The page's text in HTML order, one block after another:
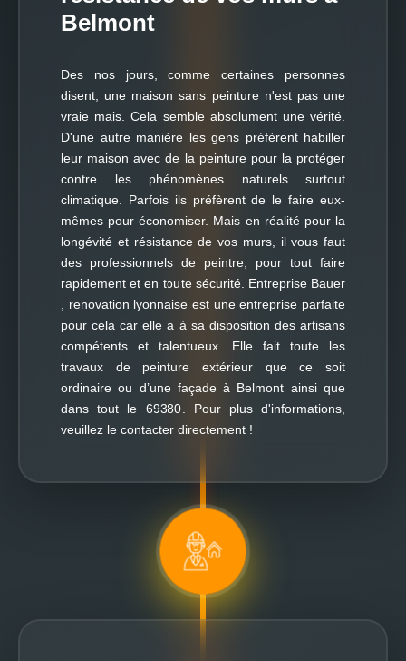
Belmont
Des nos jours, comme certaines personnes
disent, une maison sans peinture n'est pas une
vraie mais. Cela semble absolument une vérité.
D'une autre manière les gens préfèrent habiller
leur maison avec de la peinture pour la protéger
contre les phénomènes naturels surtout
climatique. Parfois ils préfèrent de le faire eux-
mêmes pour économiser. Mais en réalité pour la
longévité et résistance de vos murs, il vous faut
des professionnels de peintre, pour tout faire
rapidement et en toute sécurité. Entreprise Bauer
, renovation lyonnaise est une entreprise parfaite
pour cela car elle a à sa disposition des artisans
compétents et talentueux. Elle fait toute les
travaux de peinture extérieur que ce soit
ordinaire ou d’une façade à Belmont ainsi que
dans tout le 69380. Pour plus d'informations,
veuillez le contacter directement !